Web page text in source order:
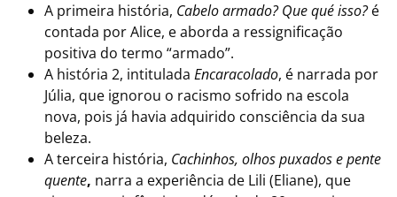
A primeira história, Cabelo armado? Que qué isso?é
contada por Alice, e aborda a ressignificação
positiva do termo “armado”.
A história 2, intitulada Encaracolado, é narrada por
Júlia, que ignorou o racismo sofrido na escola
nova, pois já havia adquirido consciência da sua
beleza.
A terceira história, Cachinhos, olhos puxados e pente
quente, narra a experiência de Lili (Eliane), que